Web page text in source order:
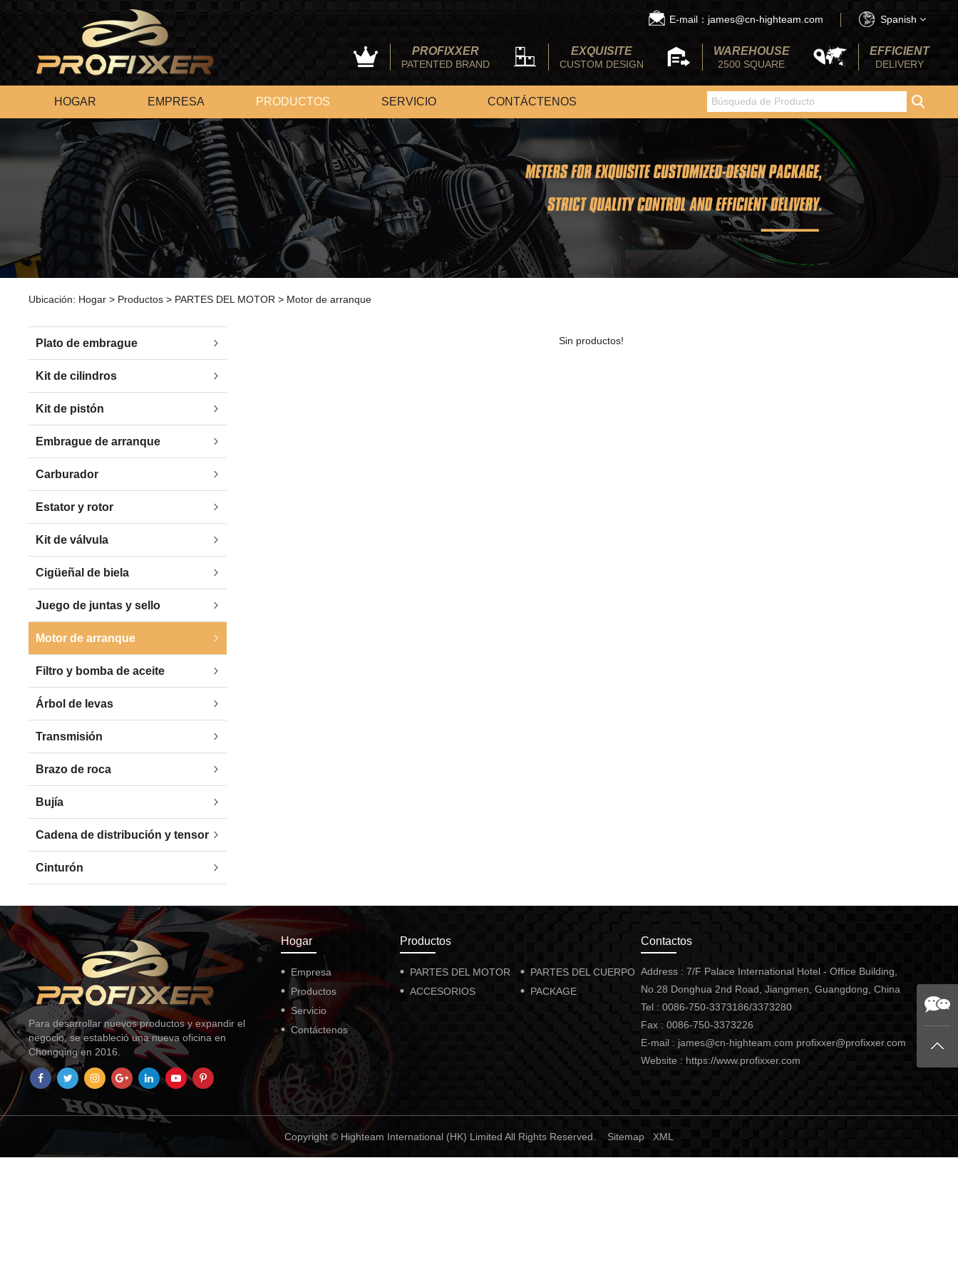
Spanish
E-mail：james@cn-highteam.com
PROFIXXER
PATENTED BRAND
EXQUISITE
CUSTOM DESIGN
WAREHOUSE
2500 SQUARE
EFFICIENT
DELIVERY
HOGAR EMPRESA PRODUCTOS SERVICIO CONTÁCTENOS
Ubicación: Hogar > Productos > PARTES DEL MOTOR > Motor de arranque
Plato de embrague
Kit de cilindros
Kit de pistón
Embrague de arranque
Carburador
Estator y rotor
Kit de válvula
Cigüeñal de biela
Juego de juntas y sello
Motor de arranque
Filtro y bomba de aceite
Árbol de levas
Transmisión
Brazo de roca
Bujía
Cadena de distribución y tensor
Cinturón
Sin productos!
Para desarrollar nuevos productos y expandir el
negocio, se estableció una nueva oficina en
Chongqing en 2016.
Hogar
Empresa
Productos
Servicio
Contáctenos
Productos
PARTES DEL MOTOR
PARTES DEL CUERPO
ACCESORIOS
PACKAGE
Contactos
Address : 7/F Palace International Hotel - Office Building,
No.28 Donghua 2nd Road, Jiangmen, Guangdong, China
Tel : 0086-750-3373186/3373280
Fax : 0086-750-3373226
E-mail : james@cn-highteam.com profixxer@profixxer.com
Website : https://www.profixxer.com
Copyright © Highteam International (HK) Limited All Rights Reserved. Sitemap XML